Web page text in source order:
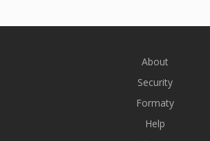
About
Security
Formaty
Help